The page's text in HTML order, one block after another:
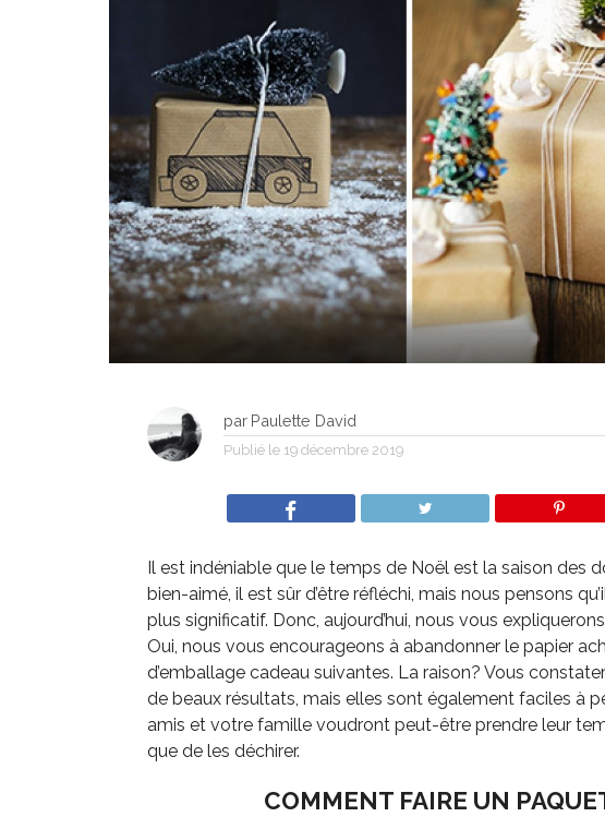
par Paulette David
Publié le 19 décembre 2019
Il est indéniable que le temps de Noël est la saison des
bien-aimé, il est sûr d’être réfléchi, mais nous pensons
plus significatif. Donc, aujourd’hui, nous vous
Oui, nous vous encourageons à abandonner le papier
d’emballage cadeau suivantes. La raison? Vous
de beaux résultats, mais elles sont également faciles à
amis et votre famille voudront peut-être prendre leur
que de les déchirer.
COMMENT FAIRE UN